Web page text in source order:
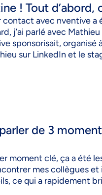
! Tout
contact avec nventive a
j’ai parlé avec
sponsorisait,
sur LinkedIn et le
de 3
moment clé, ça a été
mes collègues
ce qui a rapidement